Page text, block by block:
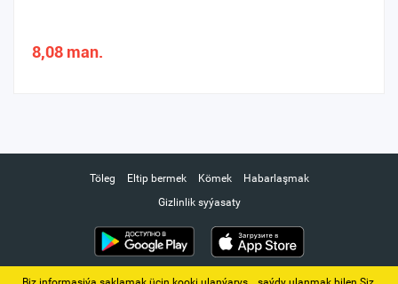
8,08 man.
Töleg Eltip bermek Kömek
Habarlaşmak
Gizlinlik syýasaty